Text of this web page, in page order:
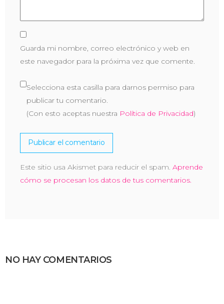
Guarda mi nombre, correo electrónico y web en
este navegador para la próxima vez que comente.
Selecciona esta casilla para darnos permiso para
publicar tu comentario.
(Con esto aceptas nuestra Política de Privacidad)
Este sitio usa Akismet para reducir el spam. Aprende
cómo se procesan los datos de tus comentarios.
NO HAY COMENTARIOS